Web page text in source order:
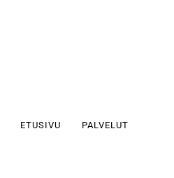
ETUSIVU PALVELUT